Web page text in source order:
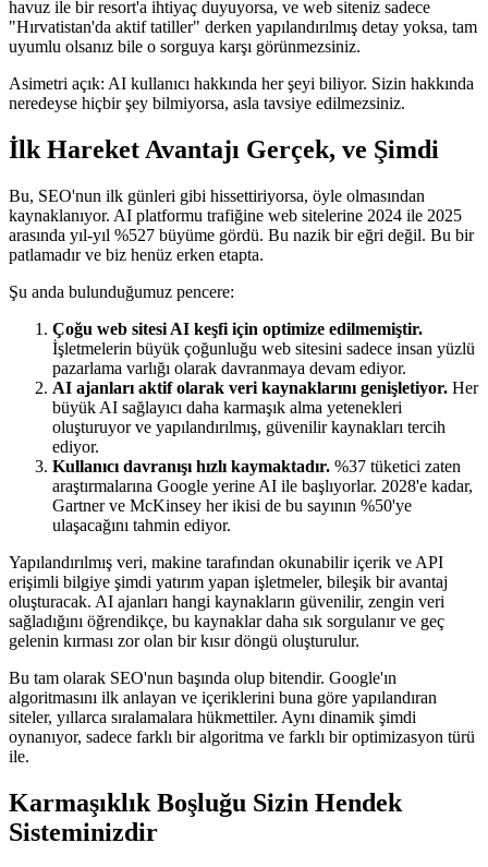
havuz ile bir resort'a ihtiyaç duyuyorsa, ve web siteniz sadece
"Hırvatistan'da aktif tatiller" derken yapılandırılmış detay yoksa, tam
uyumlu olsanız bile o sorguya karşı görünmezsiniz.
Asimetri açık: AI kullanıcı hakkında her şeyi biliyor. Sizin hakkında
neredeyse hiçbir şey bilmiyorsa, asla tavsiye edilmezsiniz.
İlk Hareket Avantajı Gerçek, ve Şimdi
Bu, SEO'nun ilk günleri gibi hissettiriyorsa, öyle olmasından
kaynaklanıyor. AI platformu trafiğine web sitelerine 2024 ile 2025
arasında yıl-yıl %527 büyüme gördü. Bu nazik bir eğri değil. Bu bir
patlamadır ve biz henüz erken etapta.
Şu anda bulunduğumuz pencere:
Çoğu web sitesi AI keşfi için optimize edilmemiştir.
İşletmelerin büyük çoğunluğu web sitesini sadece insan yüzlü
pazarlama varlığı olarak davranmaya devam ediyor.
AI ajanları aktif olarak veri kaynaklarını genişletiyor. Her
büyük AI sağlayıcı daha karmaşık alma yetenekleri
oluşturuyor ve yapılandırılmış, güvenilir kaynakları tercih
ediyor.
Kullanıcı davranışı hızlı kaymaktadır. %37 tüketici zaten
araştırmalarına Google yerine AI ile başlıyorlar. 2028'e kadar,
Gartner ve McKinsey her ikisi de bu sayının %50'ye
ulaşacağını tahmin ediyor.
Yapılandırılmış veri, makine tarafından okunabilir içerik ve API
erişimli bilgiye şimdi yatırım yapan işletmeler, bileşik bir avantaj
oluşturacak. AI ajanları hangi kaynakların güvenilir, zengin veri
sağladığını öğrendikçe, bu kaynaklar daha sık sorgulanır ve geç
gelenin kırması zor olan bir kısır döngü oluşturulur.
Bu tam olarak SEO'nun başında olup bitendir. Google'ın
algoritmasını ilk anlayan ve içeriklerini buna göre yapılandıran
siteler, yıllarca sıralamalara hükmettiler. Aynı dinamik şimdi
oynanıyor, sadece farklı bir algoritma ve farklı bir optimizasyon türü
ile.
Karmaşıklık Boşluğu Sizin Hendek
Sisteminizdir